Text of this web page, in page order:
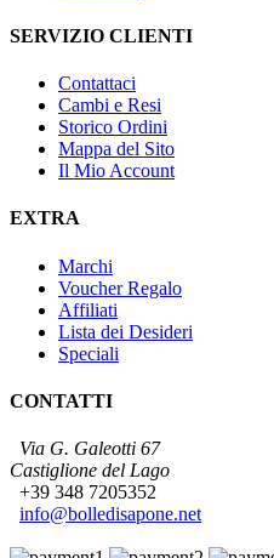
SERVIZIO CLIENTI
Contattaci
Cambi e Resi
Storico Ordini
Mappa del Sito
Il Mio Account
EXTRA
Marchi
Voucher Regalo
Affiliati
Lista dei Desideri
Speciali
CONTATTI
Via G. Galeotti 67
Castiglione del Lago
+39 348 7205352
info@bolledisapone.net